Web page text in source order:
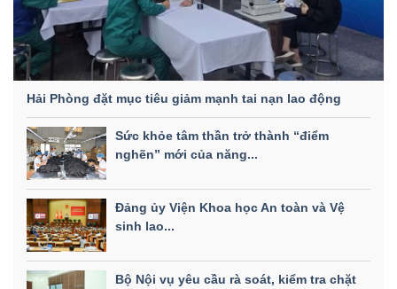
Hải Phòng đặt mục tiêu giảm mạnh tai nạn lao động
Sức khỏe tâm thần trở thành “điểm
nghẽn” mới của năng...
Đảng ủy Viện Khoa học An toàn và Vệ
sinh lao...
Bộ Nội vụ yêu cầu rà soát, kiểm tra chặt